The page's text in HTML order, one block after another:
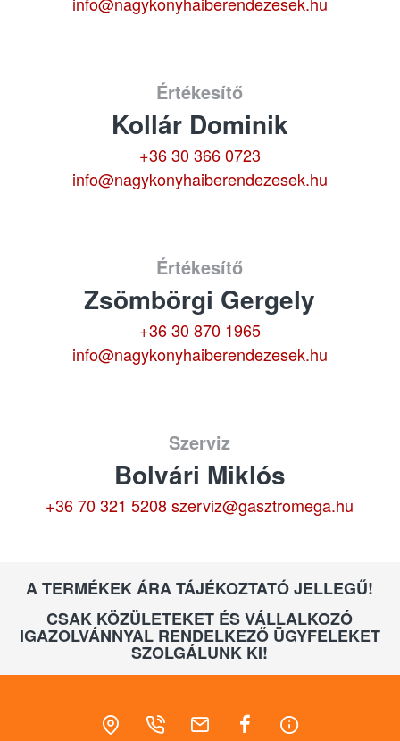
Értékesítő
Kollár Dominik
+36 30 366 0723
info@nagykonyhaiberendezesek.hu
Értékesítő
Zsömbörgi Gergely
+36 30 870 1965
info@nagykonyhaiberendezesek.hu
Szerviz
Bolvári Miklós
+36 70 321 5208 szerviz@gasztromega.hu
A TERMÉKEK ÁRA TÁJÉKOZTATÓ JELLEGŰ!
CSAK KÖZÜLETEKET ÉS VÁLLALKOZÓ
IGAZOLVÁNNYAL RENDELKEZŐ ÜGYFELEKET
SZOLGÁLUNK KI!